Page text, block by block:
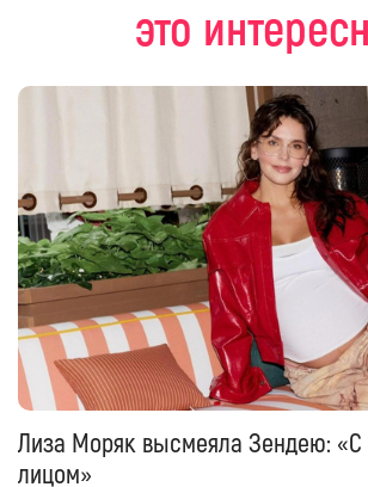
это
Лиза Моряк высмеяла Зендею:
лицом»